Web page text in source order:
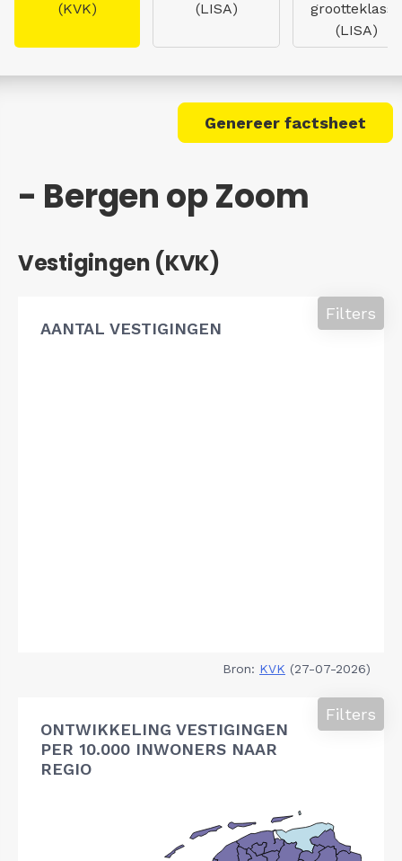
(KVK)
(LISA)
grootteklasse
(LISA)
Genereer factsheet
- Bergen op Zoom
Vestigingen (KVK)
AANTAL VESTIGINGEN
Filters
Bron: KVK (27-07-2026)
ONTWIKKELING VESTIGINGEN
PER 10.000 INWONERS NAAR
REGIO
Filters